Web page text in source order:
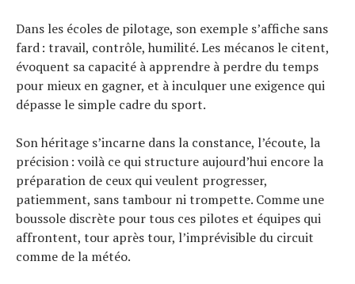
Dans les écoles de pilotage, son exemple s’affiche sans
fard : travail, contrôle, humilité. Les mécanos le citent,
évoquent sa capacité à apprendre à perdre du temps
pour mieux en gagner, et à inculquer une exigence qui
dépasse le simple cadre du sport.
Son héritage s’incarne dans la constance, l’écoute, la
précision : voilà ce qui structure aujourd’hui encore la
préparation de ceux qui veulent progresser,
patiemment, sans tambour ni trompette. Comme une
boussole discrète pour tous ces pilotes et équipes qui
affrontent, tour après tour, l’imprévisible du circuit
comme de la météo.